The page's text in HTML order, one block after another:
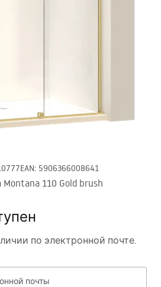
EAN: 5906366008641
110 Gold brush
по электронной почте.
почты